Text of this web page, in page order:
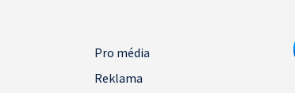
Pro média
Reklama